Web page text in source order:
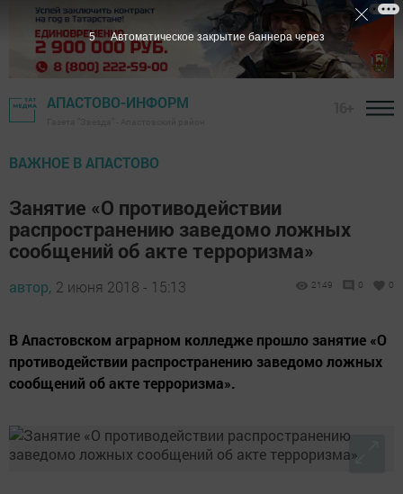
АПАСТОВО-ИНФОРМ
ВАЖНОЕ В АПАСТОВО
Занятие «О противодействии
распространению заведомо ложных
сообщений об акте терроризма»
автор, 2 июня 2018 - 15:13 2149 0 0
В Апастовском аграрном колледже прошло занятие «О
противодействии распространению заведомо ложных
сообщений об акте терроризма».
4 Автоматическое закрытие баннера через